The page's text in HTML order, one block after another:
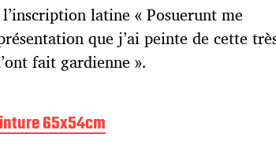
latine « Posuerunt me
que j’ai peinte de cette
fait gardienne ».
65x54cm